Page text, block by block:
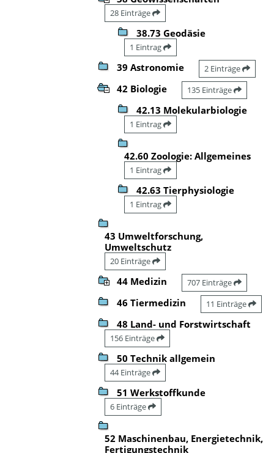
28 Einträge
38.73 Geodäsie
1 Eintrag
39 Astronomie 2 Einträge
42 Biologie 135 Einträge
42.13 Molekularbiologie
1 Eintrag
42.60 Zoologie: Allgemeines
1 Eintrag
42.63 Tierphysiologie
1 Eintrag
43 Umweltforschung,
Umweltschutz
20 Einträge
44 Medizin 707 Einträge
46 Tiermedizin 11 Einträge
48 Land- und Forstwirtschaft
156 Einträge
50 Technik allgemein
44 Einträge
51 Werkstoffkunde
6 Einträge
52 Maschinenbau, Energietechnik,
Fertigungstechnik